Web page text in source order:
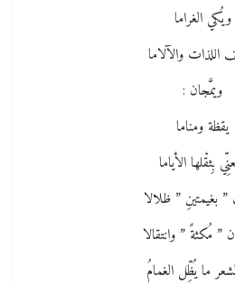
ويُكي الغراما
اللذات والآلاما
ويمَّجان :
يقظة ومناما
بِثقْلها الأياما
بغيمتينِ ” ظلالا
” مُكثةً ” وانتقالا
ما يُظِّل الغمامُ